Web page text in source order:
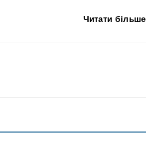
Читати більше